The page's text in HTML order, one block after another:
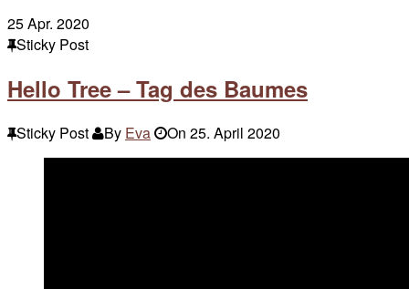
25Apr. 2020
Sticky Post
Hello Tree – Tag des Baumes
Sticky Post By Eva On 25. April 2020